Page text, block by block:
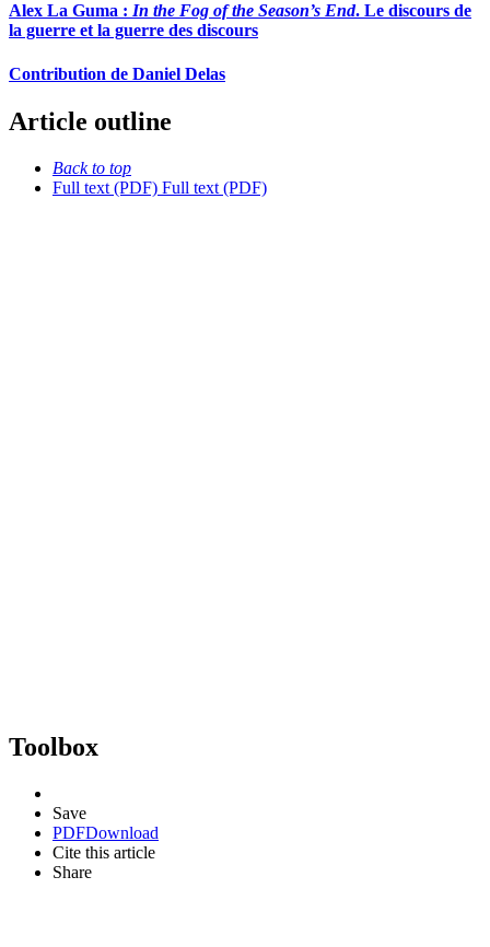
Alex La Guma : In the Fog of the Season’s End. Le discours de
la guerre et la guerre des discours
Contribution de Daniel Delas
Article outline
Back to top
Full text (PDF) Full text (PDF)
Toolbox
Save
PDFDownload
Cite this article
Share